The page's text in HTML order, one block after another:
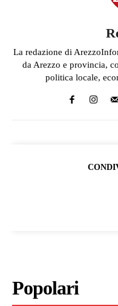
La redazione di
da Arezzo e provincia,
politica locale,
Popolari